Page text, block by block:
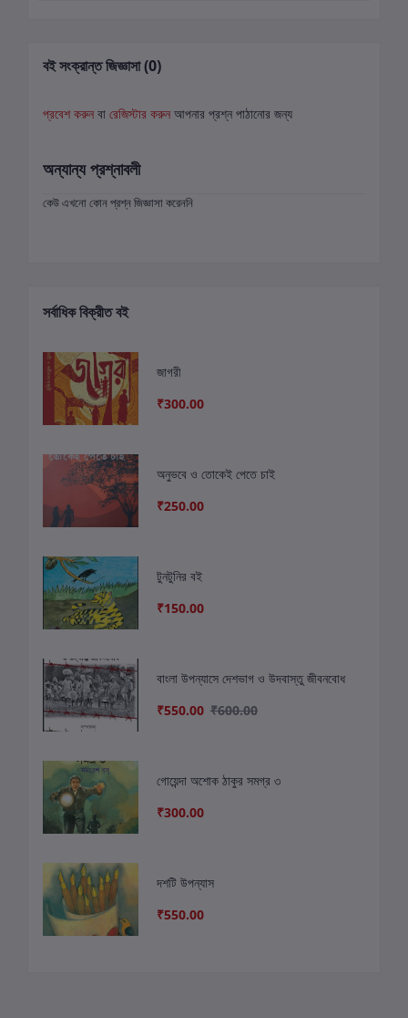
বই সংক্রান্ত জিজ্ঞাসা (0)
প্রবেশ করুন বা রেজিস্টার করুন আপনার প্রশ্ন পাঠানোর জন্য
অন্যান্য প্রশ্নাবলী
কেউ এখনো কোন প্রশ্ন জিজ্ঞাসা করেননি
সর্বাধিক বিক্রীত বই
জাগরী
₹300.00
অনুভবে ও তোকেই পেতে চাই
₹250.00
টুনটুনির বই
₹150.00
বাংলা উপন্যাসে দেশভাগ ও উদবাস্তু জীবনবোধ
₹550.00 ₹600.00
গোয়েন্দা অশোক ঠাকুর সমগ্র ৩
₹300.00
দশটি উপন্যাস
₹550.00